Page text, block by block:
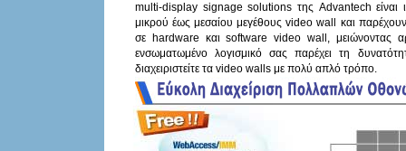
multi-display signage solutions της Advantech είναι
μικρού έως μεσαίου μεγέθους video wall και παρέχουν
σε hardware και software video wall, μειώνοντας
ενσωματωμένο λογισμικό σας παρέχει τη
διαχειριστείτε τα video walls με πολύ απλό τρόπο.